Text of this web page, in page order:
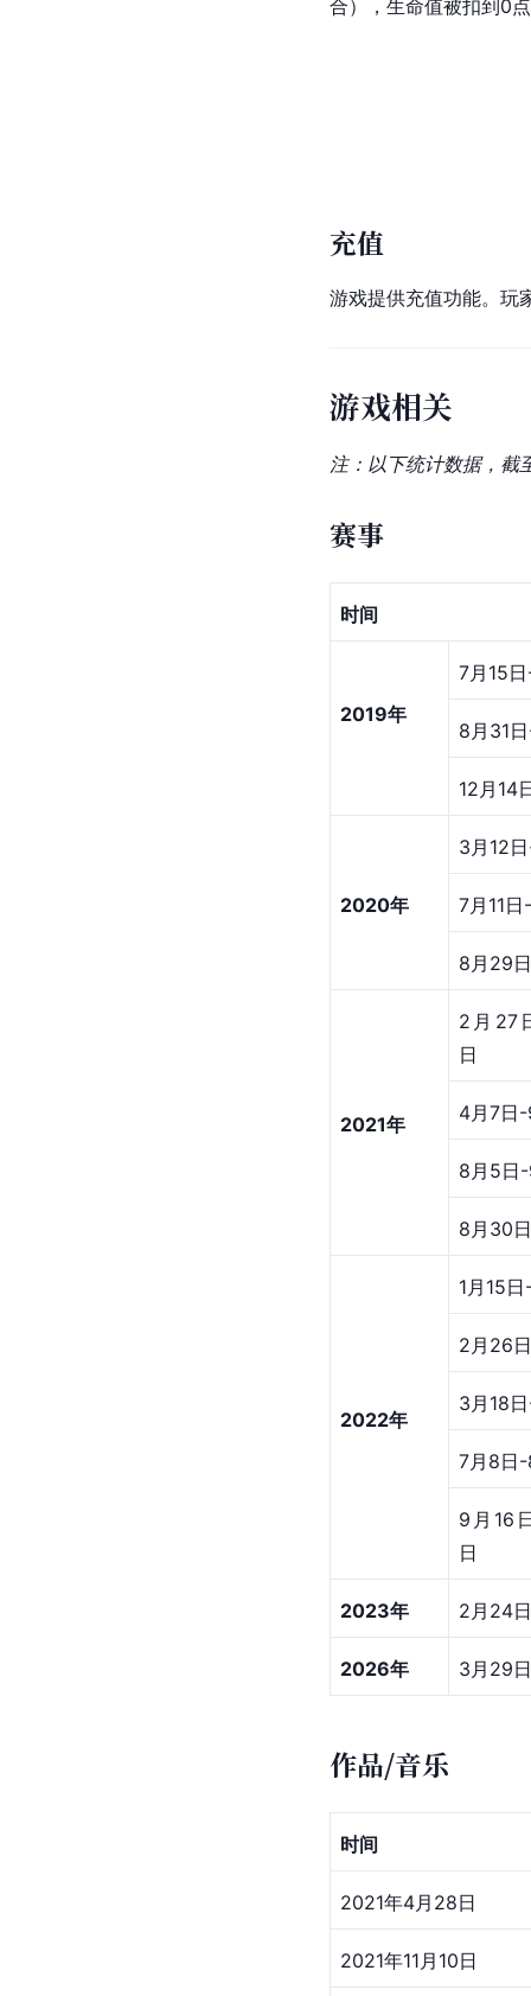
合），生命值被扣到0
充值
游戏提供充值功能。玩
游戏相关
注：以下统计数据，截
赛事
时间
2019年
7月15
8月31
12月14
2020年
3月12
7月11
8月29日
2021年
2月27
日
4月7日
8月5日
8月30
2022年
1月15
2月26
3月18
7月8日
9月16
日
2023年 2月24
2026年 3月29日
作品/音乐
时间
2021年4月28日
2021年11月10日